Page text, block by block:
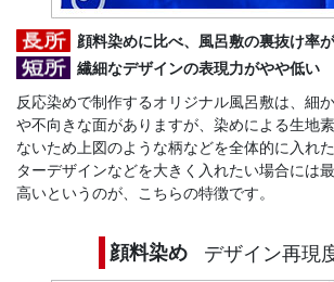
顔料染めに比べ、風呂敷の裏抜け率
繊細なデザインの表現力がやや低い
反応染めで制作するオリジナル風呂敷は、細
や不向きな面がありますが、染めによる生地
ないため上図のような柄などを全体的に入れ
ターデザインなどを大きく入れたい場合には
高いというのが、こちらの特徴です。
顔料染め デザイン再現